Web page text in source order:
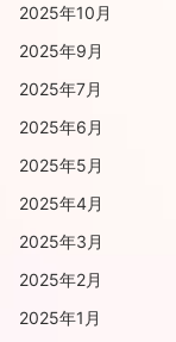
2025年10月
2025年9月
2025年7月
2025年6月
2025年5月
2025年4月
2025年3月
2025年2月
2025年1月